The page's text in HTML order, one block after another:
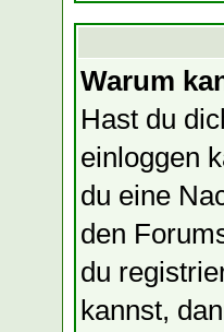
Warum
Hast du
einloggen
du eine
den
du
kannst,